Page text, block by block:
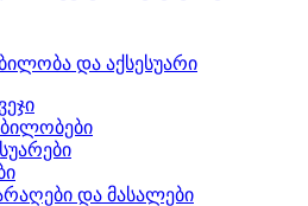
და აქსესუარი
და მასალები